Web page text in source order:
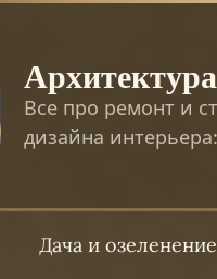
Все про ремонт и
дизайна
Дача и озеленение